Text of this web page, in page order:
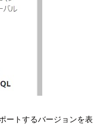
ートするバージョンを表